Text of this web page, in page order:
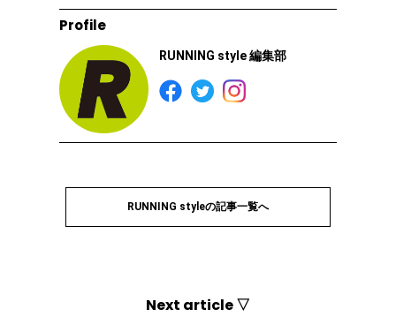
Profile
RUNNING style 編集部
RUNNING styleの記事一覧へ
Next article ▽